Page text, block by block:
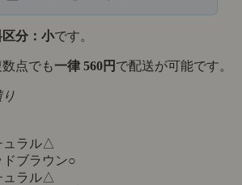
分：小です。
点でも一律 560円 で配送が可能です。
ュラル△
ブラウン○
ュラル△